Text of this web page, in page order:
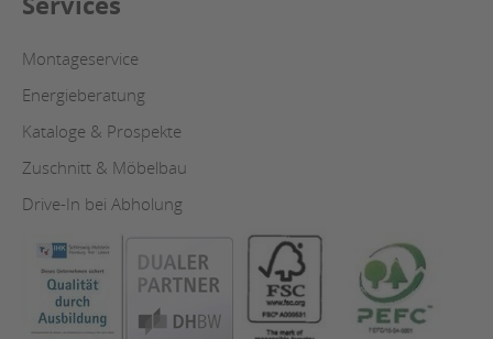
Montageservice
Energieberatung
Kataloge & Prospekte
Zuschnitt & Möbelbau
Drive-In bei Abholung